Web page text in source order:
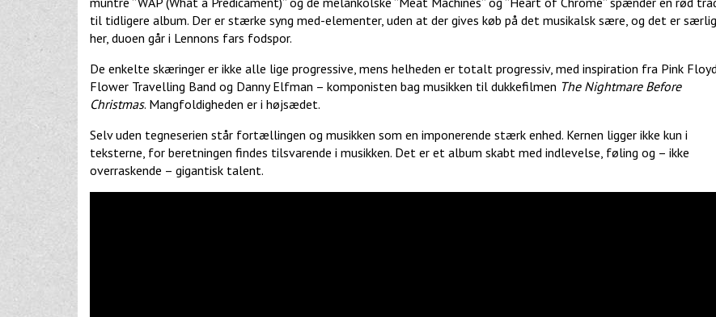
til tidligere album. Der er stærke syng med-elementer, uden at der gives køb på det musikalsk sære, og det er
her, duoen går i Lennons fars fodspor.
De enkelte skæringer er ikke alle lige progressive, mens helheden er totalt progressiv, med inspiration fra Pink Floyd,
Flower Travelling Band og Danny Elfman – komponisten bag musikken til dukkefilmen The Nightmare Before
Christmas. Mangfoldigheden er i højsædet.
Selv uden tegneserien står fortællingen og musikken som en imponerende stærk enhed. Kernen ligger ikke kun i
teksterne, for beretningen findes tilsvarende i musikken. Det er et album skabt med indlevelse, føling og – ikke
overraskende – gigantisk talent.